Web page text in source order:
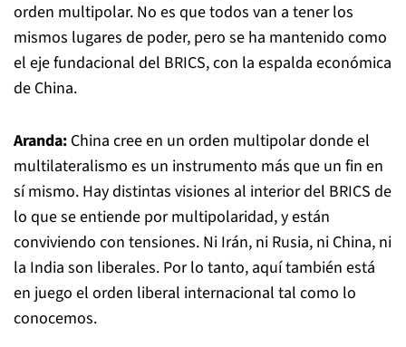
orden multipolar. No es que todos van a tener los
mismos lugares de poder, pero se ha mantenido como
el eje fundacional del BRICS, con la espalda económica
de China.
Aranda: China cree en un orden multipolar donde el
multilateralismo es un instrumento más que un fin en
sí mismo. Hay distintas visiones al interior del BRICS de
lo que se entiende por multipolaridad, y están
conviviendo con tensiones. Ni Irán, ni Rusia, ni China, ni
la India son liberales. Por lo tanto, aquí también está
en juego el orden liberal internacional tal como lo
conocemos.